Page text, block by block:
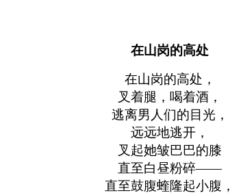
在山岗的高处
在山岗的高处，
叉着腿，喝着酒，
逃离男人们的目光，
远远地逃开，
叉起她皱巴巴的膝
直至白昼粉碎——
直至鼓腹蝰隆起小腹，